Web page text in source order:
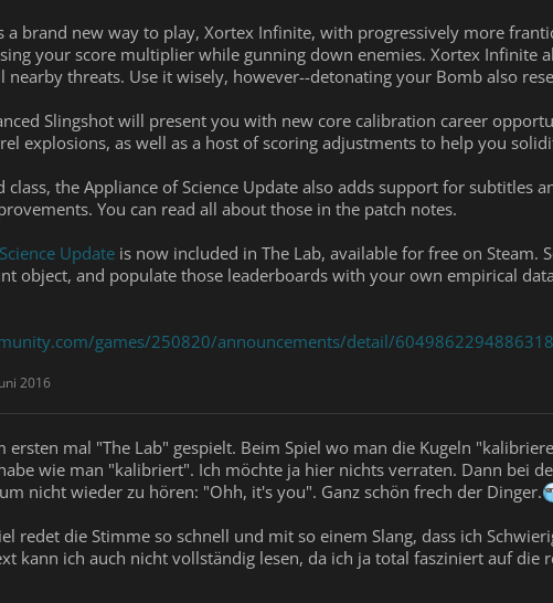
a brand new way to play, Xortex Infinite, with progressively more
your score multiplier while gunning down enemies. Xortex Infinite
nearby threats. Use it wisely, however--detonating your Bomb also
Slingshot will present you with new core calibration career
explosions, as well as a host of scoring adjustments to help you
class, the Appliance of Science Update also adds support for subtitles
You can read all about those in the patch notes.
Update is now included in The Lab, available for free on Steam.
object, and populate those leaderboards with your own empirical
games/250820/announcements/detail/
2016
ersten mal "The Lab" gespielt. Beim Spiel wo man die Kugeln
wie man "kalibriert". Ich möchte ja hier nichts verraten. Dann bei
nicht wieder zu hören: "Ohh, it's you". Ganz schön frech der Dinger.
redet die Stimme so schnell und mit so einem Slang, dass ich
kann ich auch nicht vollständig lesen, da ich ja total fasziniert auf